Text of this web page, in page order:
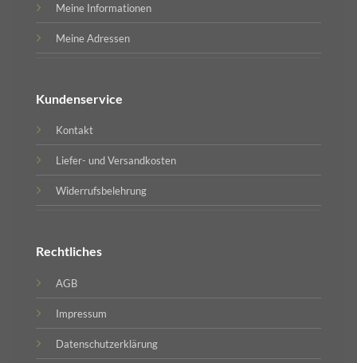
Meine Informationen
Meine Adressen
Kundenservice
Kontakt
Liefer- und Versandkosten
Widerrufsbelehrung
Rechtliches
AGB
Impressum
Datenschutzerklärung